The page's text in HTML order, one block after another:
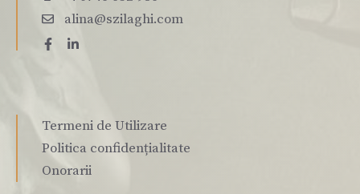
alina@szilaghi.com
Termeni de Utilizare
Politica confidențialitate
Onorarii